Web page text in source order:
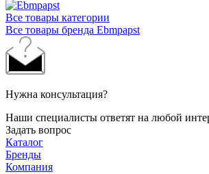
Все товары категории
Все товары бренда Ebmpapst
Нужна консультация?
Наши специалисты ответят на любой
Задать вопрос
Каталог
Бренды
Компания